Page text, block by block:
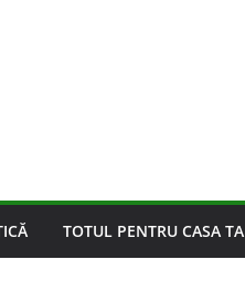
TOTUL PENTRU CASA TA